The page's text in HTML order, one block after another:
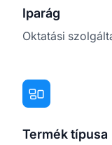
Iparág
Oktatási
Termék típusa